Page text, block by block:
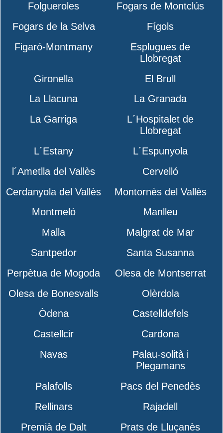
Folgueroles
Fogars de Montclús
Fogars de la Selva
Fígols
Figaró-Montmany
Esplugues de
Llobregat
Gironella
El Brull
La Llacuna
La Granada
La Garriga
L´Hospitalet de
Llobregat
L´Estany
L´Espunyola
l´Ametlla del Vallès
Cervelló
Cerdanyola del Vallès
Montornès del Vallès
Montmeló
Manlleu
Malla
Malgrat de Mar
Santpedor
Santa Susanna
Perpètua de Mogoda
Olesa de Montserrat
Olesa de Bonesvalls
Olèrdola
Òdena
Castelldefels
Castellcir
Cardona
Navas
Palau-solità i
Plegamans
Palafolls
Pacs del Penedès
Rellinars
Rajadell
Premià de Dalt
Prats de Lluçanès